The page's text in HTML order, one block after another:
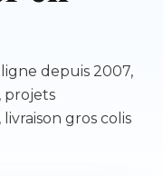
depuis 2007,
projets
gros colis